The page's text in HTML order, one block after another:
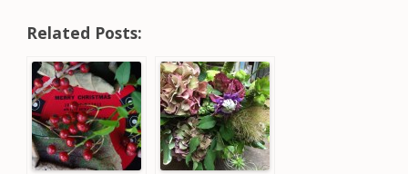
Related Posts: